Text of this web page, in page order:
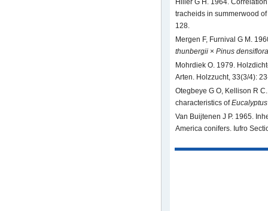
Hiller G H. 1964.
tracheids in summerwood
128.
Mergen F, Furnival G M.
thunbergii × Pinus densiflora
Mohrdiek O. 1979.
Arten. Holzzucht, 33(3/4):
Otegbeye G O, Kellison R
characteristics of
Van Buijtenen J P. 1965.
America conifers. Iufro